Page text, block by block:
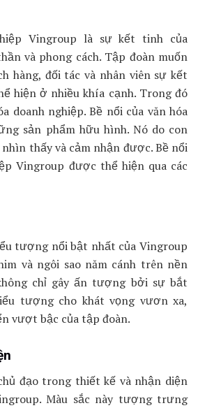
Vingroup là sự kết tinh của
và phong cách. Tập đoàn muốn
hàng, đối tác và nhân viên sự kết
hiện ở nhiều khía cạnh. Trong đó
doanh nghiệp. Bề nổi của văn hóa
sản phẩm hữu hình. Nó do con
thấy và cảm nhận được. Bề nổi
Vingroup được thể hiện qua các
tượng nổi bật nhất của Vingroup
và ngôi sao năm cánh trên nền
chỉ gây ấn tượng bởi sự bắt
tượng cho khát vọng vươn xa,
vượt bậc của tập đoàn.
đạo trong thiết kế và nhận diện
Màu sắc này tượng trưng